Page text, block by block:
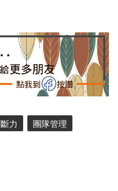
力 團隊管理